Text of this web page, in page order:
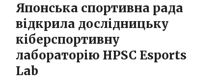
Японська спортивна рада
відкрила дослідницьку
кіберспортивну
лабораторію HPSC Esports
Lab